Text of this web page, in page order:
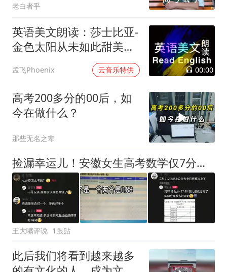
老白者乎
英语美文朗读：莎士比亚-
金色太阳从未如此甜美吻
孟飞Phoenix 云音乐特供 00:00
高考200多分的00后，如
今在做什么？
那些无名之辈
捡漏幸运儿！安徽女生高考数学仅7分，超线0.88分喜提公办专科，网友调侃：数学你怎么考的？
王大嘴评说 1跟贴
此后我们将看到越来越多